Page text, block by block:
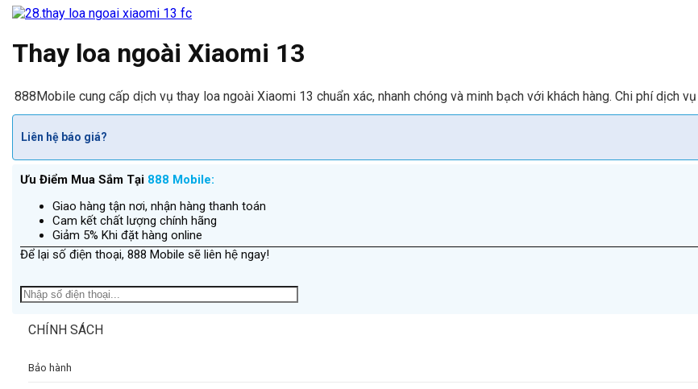
Thay loa ngoài Xiaomi 13
888Mobile cung cấp dịch vụ thay loa ngoài Xiaomi 13 chuẩn xác, nhanh chóng và minh bạch với khách hàng. Chi phí dịch
Liên hệ báo giá?
Ưu Điểm Mua Sắm Tại 888 Mobile:
Giao hàng tận nơi, nhận hàng thanh toán
Cam kết chất lượng chính hãng
Giảm 5% Khi đặt hàng online
Để lại số điện thoại, 888 Mobile sẽ liên hệ ngay!
CHÍNH SÁCH
Bảo hành